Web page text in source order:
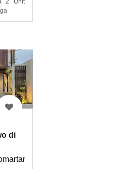
di
Ngemplak Sleman Yogyakarta